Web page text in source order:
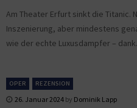
Am Theater Erfurt sinkt die Titanic.
Inszenierung, aber mindestens
wie der echte Luxusdampfer –
OPER REZENSION
26. Januar 2024 by Dominik Lapp